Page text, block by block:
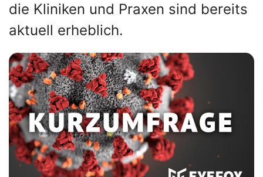
die Kliniken und Praxen sind bereits
aktuell erheblich.